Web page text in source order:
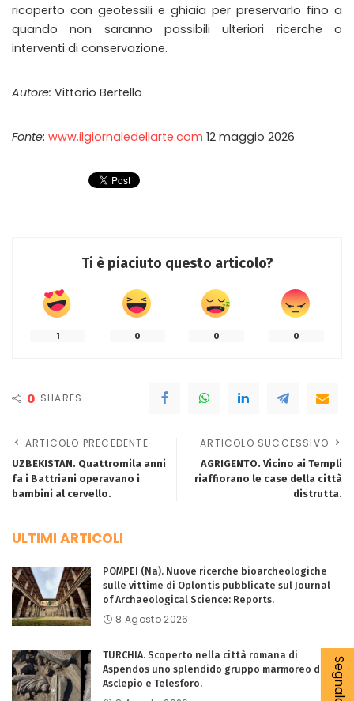
ricoperto con geotessili e ghiaia per preservarlo fino a
quando non saranno possibili ulteriori ricerche o
interventi di conservazione.
Autore: Vittorio Bertello
Fonte: www.ilgiornaledellarte.com 12 maggio 2026
Ti è piaciuto questo articolo?
1 0 0 0
0 SHARES
ARTICOLO PRECEDENTE
UZBEKISTAN. Quattromila anni
fa i Battriani operavano i
bambini al cervello.
ARTICOLO SUCCESSIVO
AGRIGENTO. Vicino ai Templi
riaffiorano le case della città
distrutta.
ULTIMI ARTICOLI
POMPEI (Na). Nuove ricerche bioarcheologiche
sulle vittime di Oplontis pubblicate sul Journal
of Archaeological Science: Reports.
8 Agosto 2026
TURCHIA. Scoperto nella città romana di
Aspendos uno splendido gruppo marmoreo di
Asclepio e Telesforo.